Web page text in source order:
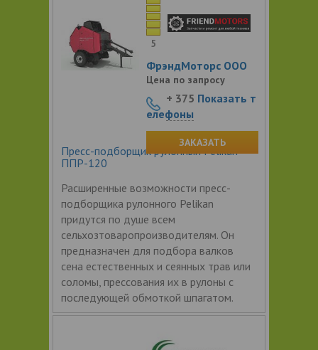
Пресс-подборщик рулонный Pelikan
ППР-120
Расширенные возможности пресс-
подборщика рулонного Pelikan
придутся по душе всем
сельхозтоваропроизводителям. Он
предназначен для подбора валков
сена естественных и сеянных трав или
соломы, прессования их в рулоны с
последующей обмоткой шпагатом.
5
ФрэндМоторс ООО
Цена по запросу
+ 375 Показать т
елефоны
ЗАКАЗАТЬ